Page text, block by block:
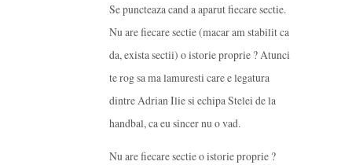
Se puncteaza cand a aparut fiecare sectie.
Nu are fiecare sectie (macar am stabilit ca
da, exista sectii) o istorie proprie ? Atunci
te rog sa ma lamuresti care e legatura
dintre Adrian Ilie si echipa Stelei de la
handbal, ca eu sincer nu o vad.
Nu are fiecare sectie o istorie proprie ?